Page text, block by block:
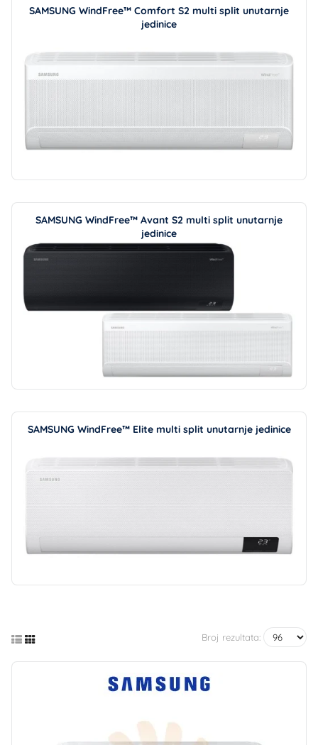
SAMSUNG WindFree™ Comfort S2 multi split unutarnje
jedinice
SAMSUNG WindFree™ Avant S2 multi split unutarnje
jedinice
SAMSUNG WindFree™ Elite multi split unutarnje jedinice
Broj rezultata: